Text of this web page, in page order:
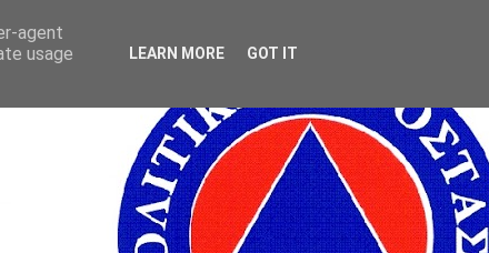
agent
usage
LEARN MORE GOT IT